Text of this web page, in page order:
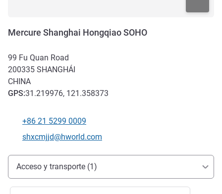
Mercure Shanghai Hongqiao SOHO
99 Fu Quan Road
200335 SHANGHÁI
CHINA
GPS:31.219976, 121.358373
Teléfono
+86 21 5299 0009
Correo electrónico de contacto
shxcmjjd@hworld.com
Acceso y transporte
Acceso y transporte (1)